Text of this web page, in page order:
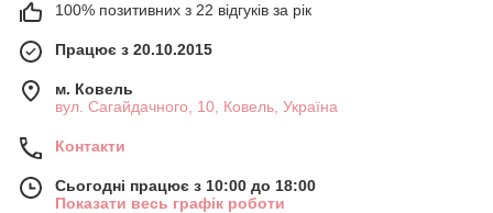
100% позитивних з 22 відгуків за рік
Працює з 20.10.2015
м. Ковель
вул. Сагайдачного, 10, Ковель, Україна
Контакти
Сьогодні працює з 10:00 до 18:00
Показати весь графік роботи